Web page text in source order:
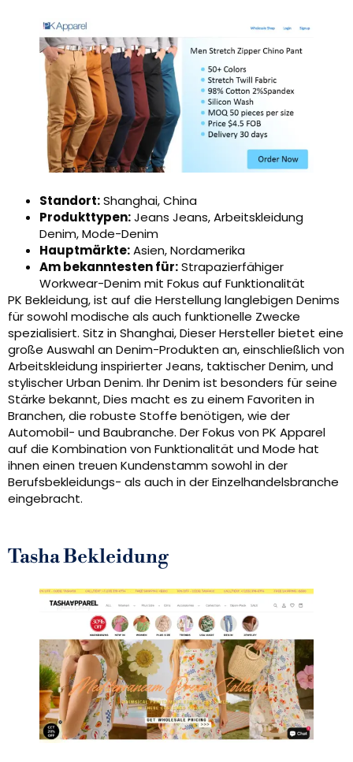
Standort:Shanghai, China
Produkttypen:Jeans Jeans, Arbeitskleidung
Denim, Mode-Denim
Hauptmärkte:Asien, Nordamerika
Am bekanntesten für:Strapazierfähiger
Workwear-Denim mit Fokus auf Funktionalität
PK Bekleidung, ist auf die Herstellung langlebigen Denims
für sowohl modische als auch funktionelle Zwecke
spezialisiert. Sitz in Shanghai, Dieser Hersteller bietet eine
große Auswahl an Denim-Produkten an, einschließlich von
Arbeitskleidung inspirierter Jeans, taktischer Denim, und
stylischer Urban Denim. Ihr Denim ist besonders für seine
Stärke bekannt, Dies macht es zu einem Favoriten in
Branchen, die robuste Stoffe benötigen, wie der
Automobil- und Baubranche. Der Fokus von PK Apparel
auf die Kombination von Funktionalität und Mode hat
ihnen einen treuen Kundenstamm sowohl in der
Berufsbekleidungs- als auch in der Einzelhandelsbranche
eingebracht.
Tasha Bekleidung